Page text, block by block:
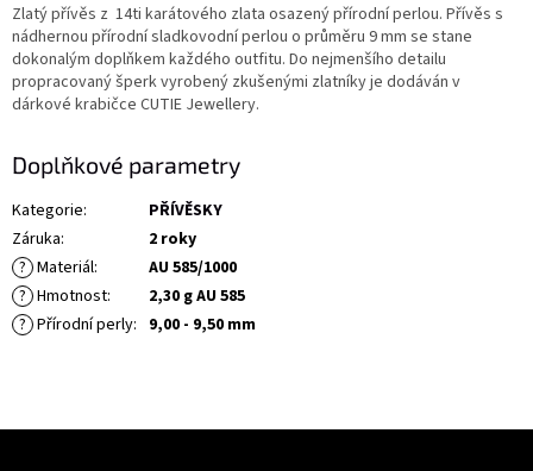
Zlatý přívěs z 14ti karátového zlata osazený přírodní perlou. Přívěs s
nádhernou přírodní sladkovodní perlou o průměru 9 mm se stane
dokonalým doplňkem každého outfitu. Do nejmenšího detailu
propracovaný šperk vyrobený zkušenými zlatníky je dodáván v
dárkové krabičce CUTIE Jewellery.
Doplňkové parametry
Kategorie:
PŘÍVĚSKY
Záruka:
2 roky
? Materiál:
AU 585/1000
? Hmotnost:
2,30 g AU 585
? Přírodní perly: 9,00 - 9,50 mm